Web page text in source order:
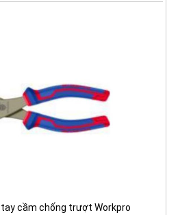
cầm chống trượt Workpro